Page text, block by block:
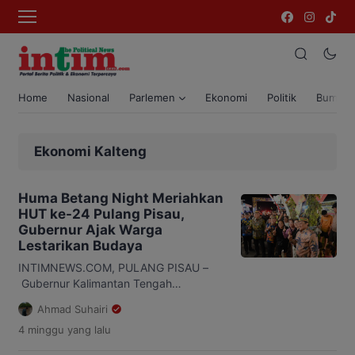
Home Nasional Parlemen Ekonomi Politik Bumi
Ekonomi Kalteng
Huma Betang Night Meriahkan
HUT ke-24 Pulang Pisau,
Gubernur Ajak Warga
Lestarikan Budaya
INTIMNEWS.COM, PULANG PISAU –
Gubernur Kalimantan Tengah
(Kalteng), Agustiar Sabran,
menegaskan Huma Betang Night
bukan sekadar hiburan, tetapi juga
Ahmad Suhairi
4 minggu yang lalu